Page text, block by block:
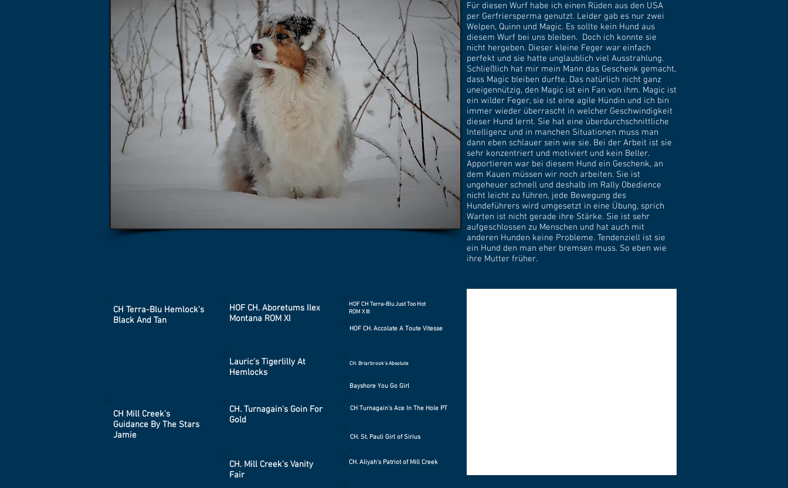
Für diesen Wurf habe ich einen Rüden aus den USA
per Gerfriersperma genutzt. Leider gab es nur zwei
Welpen, Quinn und Magic. Es sollte kein Hund aus
diesem Wurf bei uns bleiben. Doch ich konnte sie
nicht hergeben. Dieser kleine Feger war einfach
perfekt und sie hatte unglaublich viel Ausstrahlung.
Schließlich hat mir mein Mann das Geschenk gemacht,
dass Magic bleiben durfte. Das natürlich nicht ganz
uneigennützig, den Magic ist ein Fan von ihm. Magic ist
ein wilder Feger, sie ist eine agile Hündin und ich bin
immer wieder überrascht in welcher Geschwindigkeit
dieser Hund lernt. Sie hat eine überdurchschnittliche
Intelligenz und in manchen Situationen muss man
dann eben schlauer sein wie sie. Bei der Arbeit ist sie
sehr konzentriert und motiviert und kein Beller.
Apportieren war bei diesem Hund ein Geschenk, an
dem Kauen müssen wir noch arbeiten. Sie ist
ungeheuer schnell und deshalb im Rally Obedience
nicht leicht zu führen, jede Bewegung des
Hundeführers wird umgesetzt in eine Übung, sprich
Warten ist nicht gerade ihre Stärke. Sie ist sehr
aufgeschlossen zu Menschen und hat auch mit
anderen Hunden keine Probleme. Tendenziell ist sie
ein Hund den man eher bremsen muss. So eben wie
ihre Mutter früher.
CH Terra-Blu Hemlock's
Black And Tan
HOF CH. Aboretums Ilex
Montana ROM XI
Lauric's Tigerlilly At
Hemlocks
HOF CH Terra-Blu Just Too Hot
ROM X III
HOF CH. Accolate A Toute Vitesse
CH. Briarbrook's Absolute
Bayshore You Go Girl
CH Mill Creek's
Guidance By The Stars
Jamie
CH. Turnagain's Goin For
Gold
CH. Mill Creek's Vanity
Fair
CH Turnagain's Ace In The Hole PT
CH. St. Pauli Girl of Sirius
CH. Aliyah's Patriot of Mill Creek